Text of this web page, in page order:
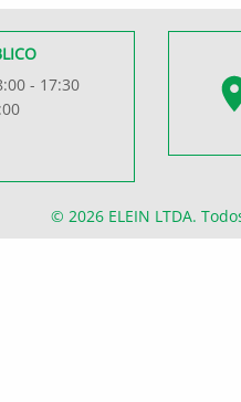
- 17:30
© 2026 ELEIN LTDA.